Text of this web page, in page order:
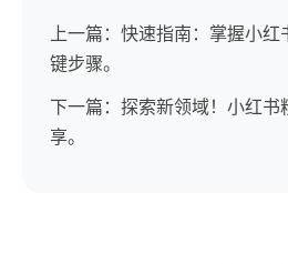
上一篇：快速指南：掌握小
键步骤。
下一篇：探索新领域！小红书
享。